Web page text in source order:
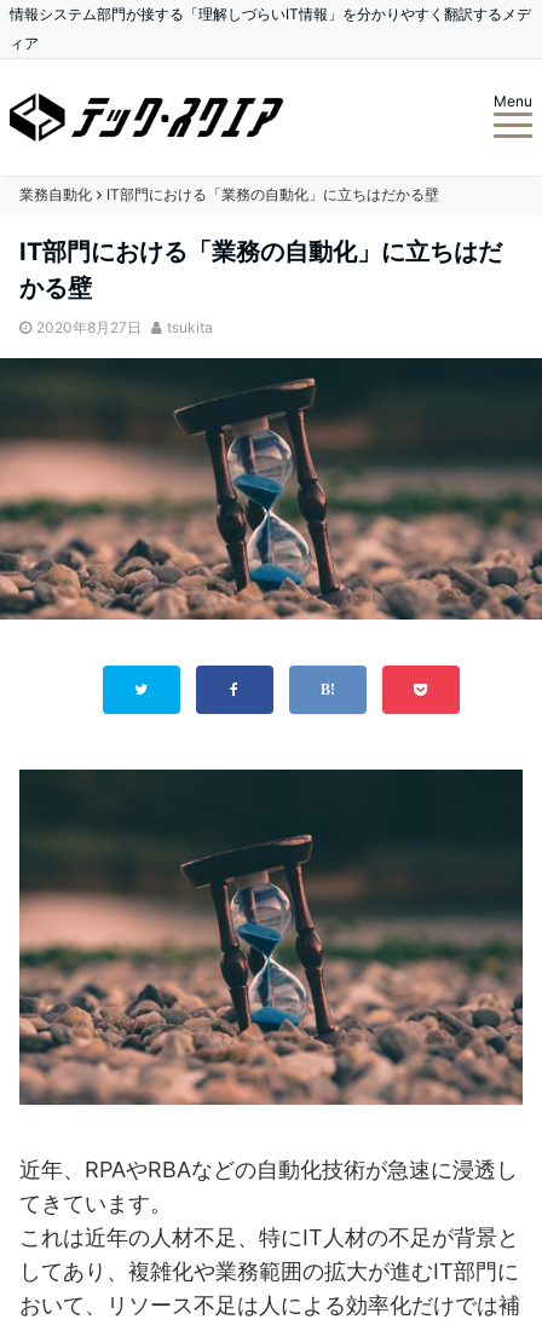
情報システム部門が接する「理解しづらいIT情報」を分かりやすく翻訳するメデ
ィア
Menu
業務自動化 IT部門における「業務の自動化」に立ちはだかる壁
IT部門における「業務の自動化」に立ちはだ
かる壁
2020年8月27日 tsukita
近年、RPAやRBAなどの自動化技術が急速に浸透し
てきています。
これは近年の人材不足、特にIT人材の不足が背景と
してあり、複雑化や業務範囲の拡大が進むIT部門に
おいて、リソース不足は人による効率化だけでは補